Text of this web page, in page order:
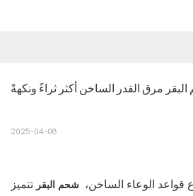
مرق القدر الساخن أكثر ثراءً ونكهةً
2025-04-08
قواعد الوعاء الساخن، شحم البقر تتميز